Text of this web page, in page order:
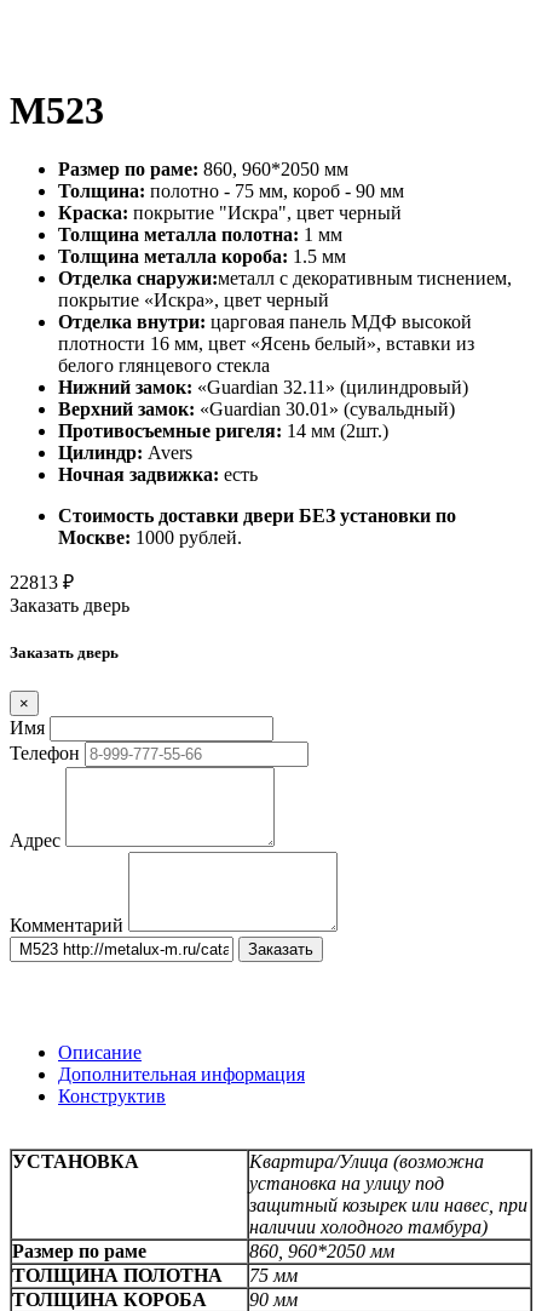
М523
Размер по раме: 860, 960*2050 мм
Толщина: полотно - 75 мм, короб - 90 мм
Краска: покрытие "Искра", цвет черный
Толщина металла полотна: 1 мм
Толщина металла короба: 1.5 мм
Отделка снаружи:металл с декоративным тиснением,
покрытие «Искра», цвет черный
Отделка внутри: царговая панель МДФ высокой
плотности 16 мм, цвет «Ясень белый», вставки из
белого глянцевого стекла
Нижний замок: «Guardian 32.11» (цилиндровый)
Верхний замок: «Guardian 30.01» (сувальдный)
Противосъемные ригеля: 14 мм (2шт.)
Цилиндр: Avers
Ночная задвижка: есть
Стоимость доставки двери БЕЗ установки по
Москве: 1000 рублей.
22813 ₽
Заказать дверь
Заказать дверь
×
Имя
Телефон
Адрес
Комментарий
Заказать
Описание
Дополнительная информация
Конструктив
УСТАНОВКА
Квартира/Улица (возможна
установка на улицу под
защитный козырек или навес, при
наличии холодного тамбура)
Размер по раме
860, 960*2050 мм
ТОЛЩИНА ПОЛОТНА
75 мм
ТОЛЩИНА КОРОБА
90 мм